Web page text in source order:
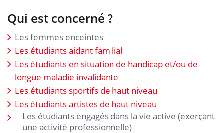
Qui est concerné ?
Les femmes enceintes
Les étudiants aidant familial
Les étudiants en situation de handicap et/ou de
longue maladie invalidante
Les étudiants sportifs de haut niveau
Les étudiants artistes de haut niveau
Les étudiants engagés dans la vie active (exerçant
une activité professionnelle)